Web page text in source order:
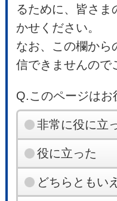
るために、皆さま
かせください。
なお、この欄から
信できませんので
Q.このページはお
非常に役に立
役に立った
どちらともい